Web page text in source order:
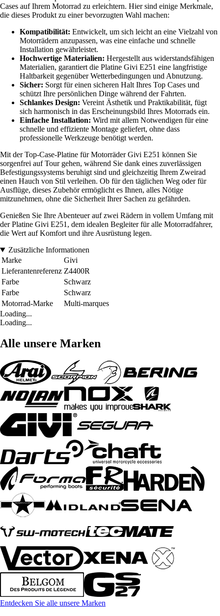
Cases auf Ihrem Motorrad zu erleichtern. Hier sind einige Merkmale,
die dieses Produkt zu einer bevorzugten Wahl machen:
Kompatibilität: Entwickelt, um sich leicht an eine Vielzahl von
Motorrädern anzupassen, was eine einfache und schnelle
Installation gewährleistet.
Hochwertige Materialien: Hergestellt aus widerstandsfähigen
Materialien, garantiert die Platine Givi E251 eine langfristige
Haltbarkeit gegenüber Wetterbedingungen und Abnutzung.
Sicher: Sorgt für einen sicheren Halt Ihres Top Cases und
schützt Ihre persönlichen Dinge während der Fahrten.
Schlankes Design: Vereint Ästhetik und Praktikabilität, fügt
sich harmonisch in das Erscheinungsbild Ihres Motorrads ein.
Einfache Installation: Wird mit allem Notwendigen für eine
schnelle und effiziente Montage geliefert, ohne dass
professionelle Werkzeuge benötigt werden.
Mit der Top-Case-Platine für Motorräder Givi E251 können Sie
sorgenfrei auf Tour gehen, während Sie dank eines zuverlässigen
Befestigungssystems beruhigt sind und gleichzeitig Ihrem Zweirad
einen Hauch von Stil verleihen. Ob für den täglichen Weg oder für
Ausflüge, dieses Zubehör ermöglicht es Ihnen, alles Nötige
mitzunehmen, ohne die Sicherheit Ihrer Sachen zu gefährden.
Genießen Sie Ihre Abenteuer auf zwei Rädern in vollem Umfang mit
der Platine Givi E251, dem idealen Begleiter für alle Motorradfahrer,
die Wert auf Komfort und ihre Ausrüstung legen.
Zusätzliche Informationen
Marke
Givi
Lieferantenreferenz Z4400R
Farbe
Schwarz
Farbe
Schwarz
Motorrad-Marke
Multi-marques
Loading...
Loading...
Alle unsere Marken
Entdecken Sie alle unsere Marken